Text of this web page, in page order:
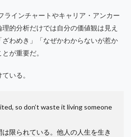
ラインチャートやキャリア・アンカー
的分析だけでは自分の価値観は見え
わめき」「なぜかわからないが惹か
が重要だ。
いる。
so don’t waste it living someone
は限られている。他人の人生を生き